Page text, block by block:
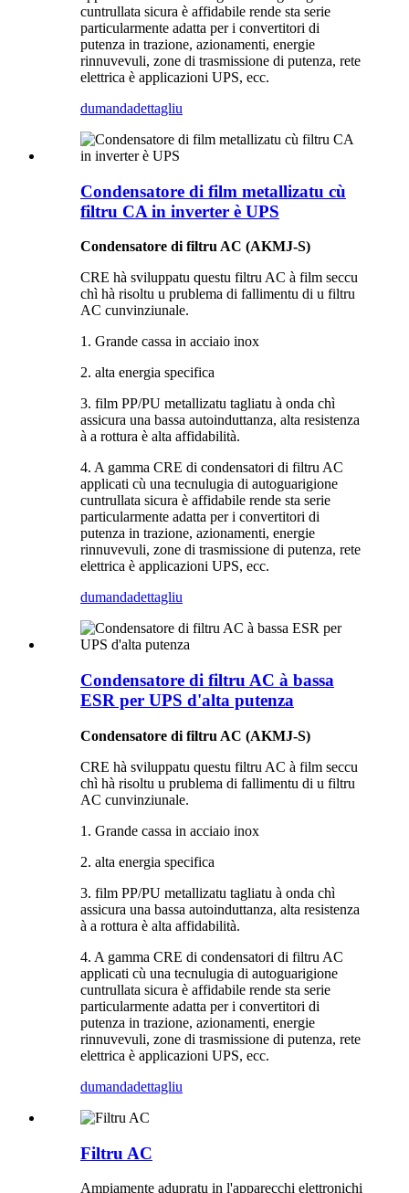
cuntrullata sicura è affidabile rende sta serie
particularmente adatta per i convertitori di
putenza in trazione, azionamenti, energie
rinnuvevuli, zone di trasmissione di putenza, rete
elettrica è applicazioni UPS, ecc.
dumandadettagliu
Condensatore di film metallizatu cù
filtru CA in inverter è UPS
Condensatore di filtru AC (AKMJ-S)
CRE hà sviluppatu questu filtru AC à film seccu
chì hà risoltu u prublema di fallimentu di u filtru
AC cunvinziunale.
1. Grande cassa in acciaio inox
2. alta energia specifica
3. film PP/PU metallizatu tagliatu à onda chì
assicura una bassa autoinduttanza, alta resistenza
à a rottura è alta affidabilità.
4. A gamma CRE di condensatori di filtru AC
applicati cù una tecnulugia di autoguarigione
cuntrullata sicura è affidabile rende sta serie
particularmente adatta per i convertitori di
putenza in trazione, azionamenti, energie
rinnuvevuli, zone di trasmissione di putenza, rete
elettrica è applicazioni UPS, ecc.
dumandadettagliu
Condensatore di filtru AC à bassa
ESR per UPS d'alta putenza
Condensatore di filtru AC (AKMJ-S)
CRE hà sviluppatu questu filtru AC à film seccu
chì hà risoltu u prublema di fallimentu di u filtru
AC cunvinziunale.
1. Grande cassa in acciaio inox
2. alta energia specifica
3. film PP/PU metallizatu tagliatu à onda chì
assicura una bassa autoinduttanza, alta resistenza
à a rottura è alta affidabilità.
4. A gamma CRE di condensatori di filtru AC
applicati cù una tecnulugia di autoguarigione
cuntrullata sicura è affidabile rende sta serie
particularmente adatta per i convertitori di
putenza in trazione, azionamenti, energie
rinnuvevuli, zone di trasmissione di putenza, rete
elettrica è applicazioni UPS, ecc.
dumandadettagliu
Filtru AC
Ampiamente adupratu in l'apparecchi elettronichi